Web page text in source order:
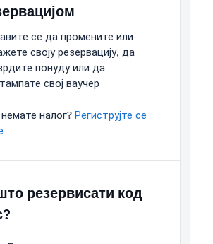
се да промените или
своју резервацију, да
понуду или да
свој ваучер
налог? Региструјте се
резервисати код